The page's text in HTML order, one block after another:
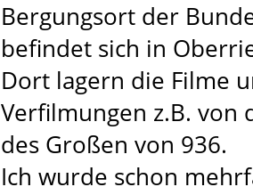
Bergungsort der
befindet sich in
Dort lagern die Filme
Verfilmungen z.B.
des Großen von 936.
Ich wurde schon